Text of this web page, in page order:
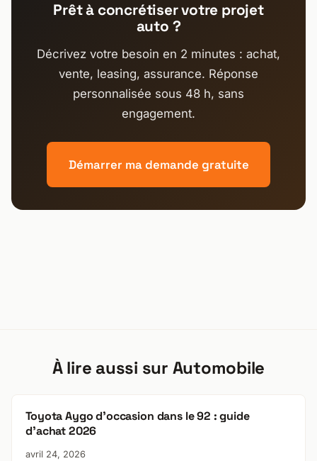
Prêt à concrétiser votre projet
auto ?
Décrivez votre besoin en 2 minutes : achat,
vente, leasing, assurance. Réponse
personnalisée sous 48 h, sans
engagement.
Démarrer ma demande gratuite
À lire aussi sur Automobile
Toyota Aygo d’occasion dans le 92 : guide
d’achat 2026
avril 24, 2026